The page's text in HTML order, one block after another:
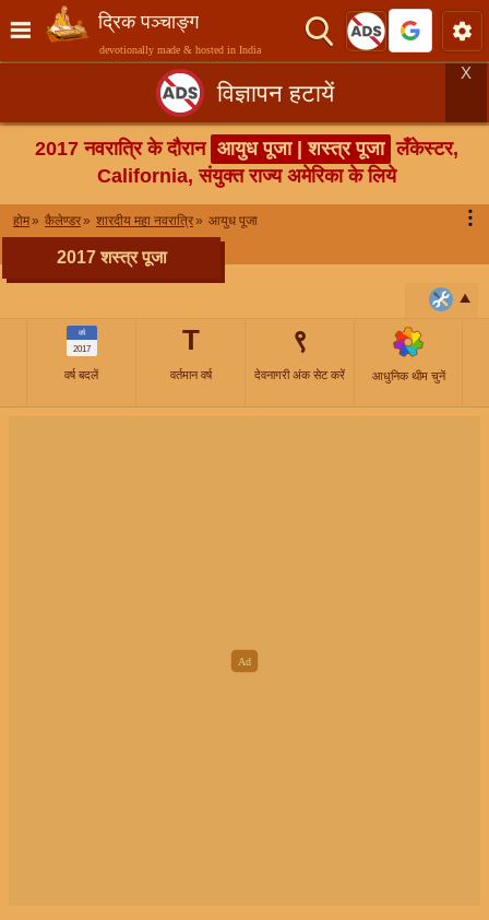
द्रिक पञ्चाङ्ग
devotionally made & hosted in India
विज्ञापन हटायें
X
2017 नवरात्रि के दौरान आयुध पूजा | शस्त्र पूजा लँकेस्टर,
California, संयुक्त राज्य अमेरिका के लिये
होम कैलेण्डर शारदीय महा नवरात्रि आयुध पूजा ⋮
2017 शस्त्र पूजा
वर्ष
2017
वर्ष बदलें
T
वर्तमान वर्ष
९
देवनागरी अंक सेट करें आधुनिक थीम चुनें